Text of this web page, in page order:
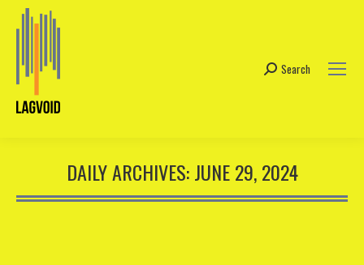
Search:
Search
DAILY ARCHIVES:JUNE 29, 2024